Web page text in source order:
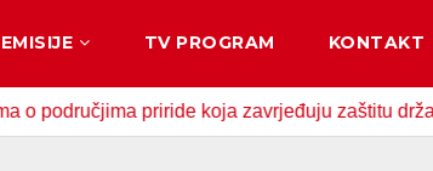
EMISIJE TV PROGRAM KONTAKT
priride koja zavrjeđuju zaštitu države